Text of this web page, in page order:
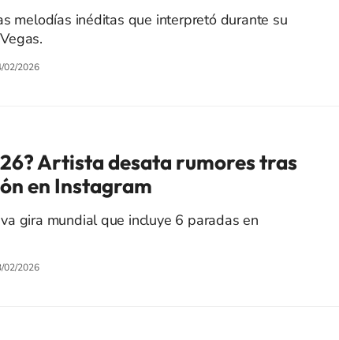
melodías inéditas que interpretó durante su
02/2026
Artista desata rumores tras
en Instagram
gira mundial que incluye 6 paradas en
02/2026